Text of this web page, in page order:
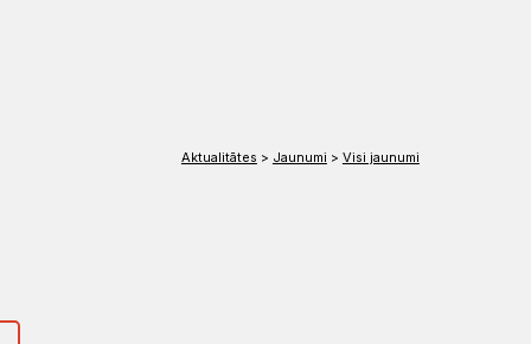
Aktualitātes > Jaunumi > Visi jaunumi